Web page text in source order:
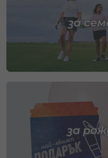
за
за